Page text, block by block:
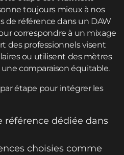
toujours mieux à nos
de référence dans un DAW
correspondre à un mixage
des professionnels visent
ou utilisent des mètres
comparaison équitable.
étape pour intégrer les
référence dédiée dans
choisies comme